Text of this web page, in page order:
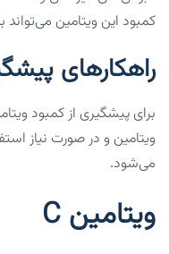
کمبود این ویتامین
راهکارهای
ویتامین و در صورت نیاز
می‌شود.
ویتامین C